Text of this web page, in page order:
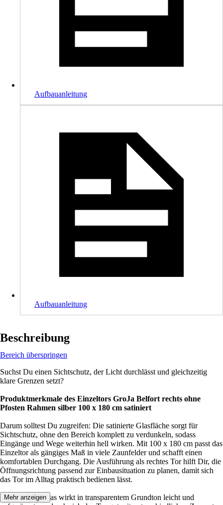
Aufbauanleitung
Aufbauanleitung
Beschreibung
Bereich überspringen
Suchst Du einen Sichtschutz, der Licht durchlässt und gleichzeitig
klare Grenzen setzt?
Produktmerkmale des Einzeltors GroJa Belfort rechts ohne
Pfosten Rahmen silber 100 x 180 cm satiniert
Darum solltest Du zugreifen: Die satinierte Glasfläche sorgt für
Sichtschutz, ohne den Bereich komplett zu verdunkeln, sodass
Eingänge und Wege weiterhin hell wirken. Mit 100 x 180 cm passt das
Einzeltor als gängiges Maß in viele Zaunfelder und schafft einen
komfortablen Durchgang. Die Ausführung als rechtes Tor hilft Dir, die
Öffnungsrichtung passend zur Einbausituation zu planen, damit sich
das Tor im Alltag praktisch bedienen lässt.
Das Material Glas wirkt in transparentem Grundton leicht und
Mehr anzeigen